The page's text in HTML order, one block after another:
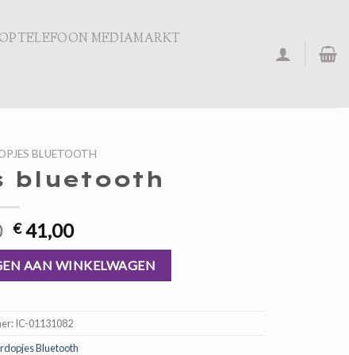
MEDIAMARKT
BLUETOOTH
bluetooth
Oorspronkelijke
prijs
was:
€ 62,00.
€41,00Huidige
prijs
is:
€ 41,00.
AAN WINKELWAGEN
IC-01131082
Bluetooth